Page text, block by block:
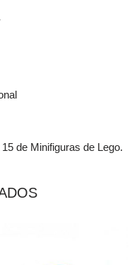
de Minifiguras de Lego.